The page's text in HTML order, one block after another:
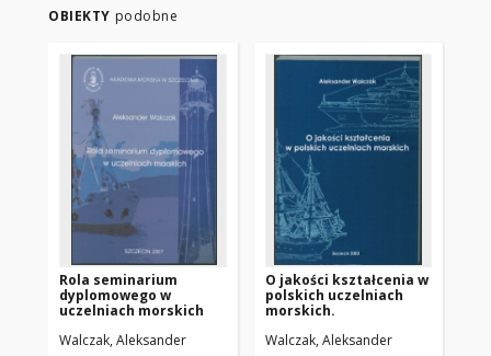
OBIEKTY podobne
Rola seminarium
dyplomowego w
uczelniach morskich
Walczak, Aleksander
O jakości kształcenia w
polskich uczelniach
morskich.
Walczak, Aleksander